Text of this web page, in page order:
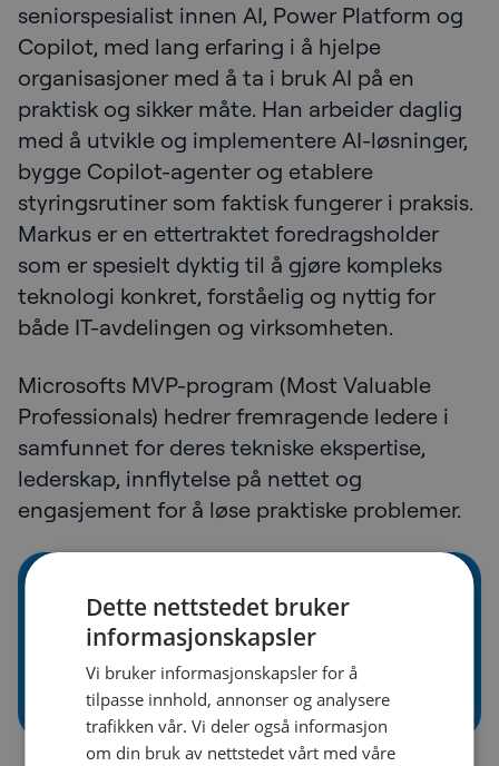
seniorspesialist innen AI, Power Platform og
Copilot, med lang erfaring i å hjelpe
organisasjoner med å ta i bruk AI på en
praktisk og sikker måte. Han arbeider daglig
med å utvikle og implementere AI-løsninger,
bygge Copilot-agenter og etablere
styringsrutiner som faktisk fungerer i praksis.
Markus er en ettertraktet foredragsholder
som er spesielt dyktig til å gjøre kompleks
teknologi konkret, forståelig og nyttig for
både IT-avdelingen og virksomheten.
Microsofts MVP-program (Most Valuable
Professionals) hedrer fremragende ledere i
samfunnet for deres tekniske ekspertise,
lederskap, innflytelse på nettet og
engasjement for å løse praktiske problemer.
Dette nettstedet bruker
informasjonskapsler
Vi bruker informasjonskapsler for å
tilpasse innhold, annonser og analysere
trafikken vår. Vi deler også informasjon
om din bruk av nettstedet vårt med våre